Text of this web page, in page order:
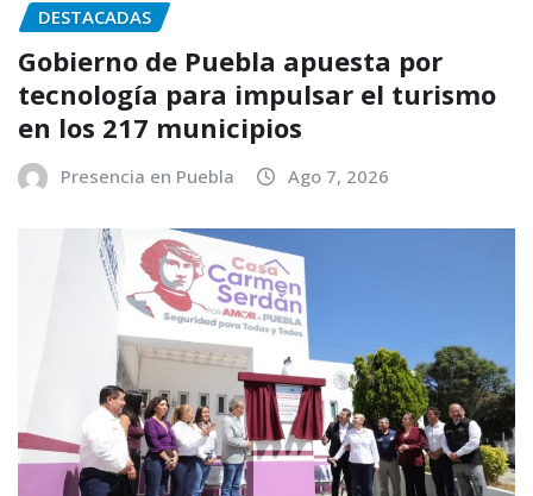
DESTACADAS
Gobierno de Puebla apuesta por
tecnología para impulsar el turismo
en los 217 municipios
Presencia en Puebla Ago 7, 2026